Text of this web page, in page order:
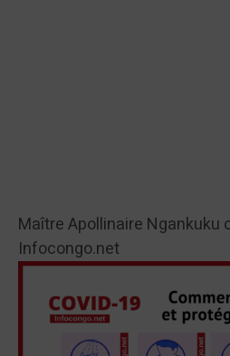
Maître Apollinaire Ngankuku
Infocongo.net